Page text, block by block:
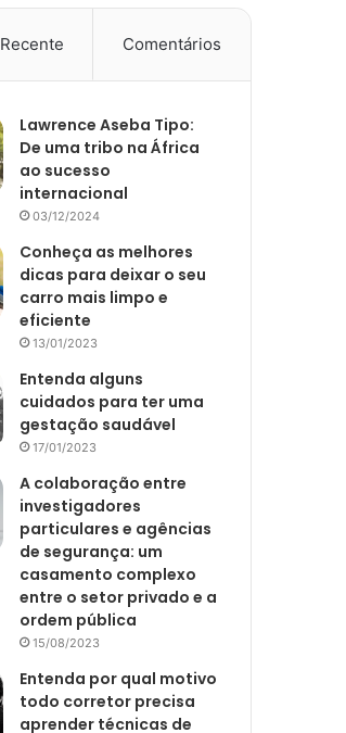
Recente Comentários
Lawrence Aseba Tipo:
De uma tribo na África
ao sucesso
internacional
03/12/2024
Conheça as melhores
dicas para deixar o seu
carro mais limpo e
eficiente
13/01/2023
Entenda alguns
cuidados para ter uma
gestação saudável
17/01/2023
A colaboração entre
investigadores
particulares e agências
de segurança: um
casamento complexo
entre o setor privado e a
ordem pública
15/08/2023
Entenda por qual motivo
todo corretor precisa
aprender técnicas de